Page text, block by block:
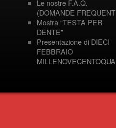
Le nostre F.A.Q.
(DOMANDE
Mostra “TESTA PER
DENTE”
Presentazione di DIECI
FEBBRAIO